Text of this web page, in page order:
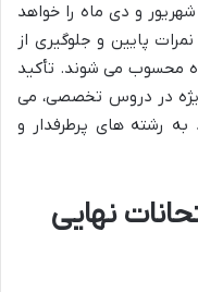
و دی ماه را خواهد
پایین و جلوگیری از
محسوب می شوند. تأکید
ویژه در دروس تخصصی، می
به رشته های پرطرفدار و
نهایی